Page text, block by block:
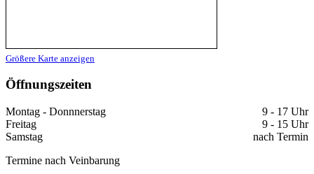
Größere Karte anzeigen
Öffnungszeiten
9 - 17 Uhr
Montag - Donnnerstag
9 - 15 Uhr
Freitag
nach Termin
Samstag
Termine nach Veinbarung